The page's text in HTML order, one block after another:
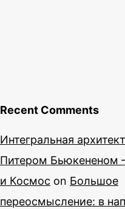
Recent Comments
Интегральная
Питером Бьюкененом
и Космос on Большое
переосмысление: в